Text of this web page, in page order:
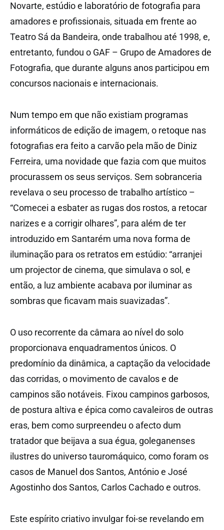
Novarte, estúdio e laboratório de fotografia para
amadores e profissionais, situada em frente ao
Teatro Sá da Bandeira, onde trabalhou até 1998, e,
entretanto, fundou o GAF – Grupo de Amadores de
Fotografia, que durante alguns anos participou em
concursos nacionais e internacionais.
Num tempo em que não existiam programas
informáticos de edição de imagem, o retoque nas
fotografias era feito a carvão pela mão de Diniz
Ferreira, uma novidade que fazia com que muitos
procurassem os seus serviços. Sem sobranceria
revelava o seu processo de trabalho artístico –
“Comecei a esbater as rugas dos rostos, a retocar
narizes e a corrigir olhares”, para além de ter
introduzido em Santarém uma nova forma de
iluminação para os retratos em estúdio: “arranjei
um projector de cinema, que simulava o sol, e
então, a luz ambiente acabava por iluminar as
sombras que ficavam mais suavizadas”.
O uso recorrente da câmara ao nível do solo
proporcionava enquadramentos únicos. O
predomínio da dinâmica, a captação da velocidade
das corridas, o movimento de cavalos e de
campinos são notáveis. Fixou campinos garbosos,
de postura altiva e épica como cavaleiros de outras
eras, bem como surpreendeu o afecto dum
tratador que beijava a sua égua, goleganenses
ilustres do universo tauromáquico, como foram os
casos de Manuel dos Santos, António e José
Agostinho dos Santos, Carlos Cachado e outros.
Este espírito criativo invulgar foi-se revelando em